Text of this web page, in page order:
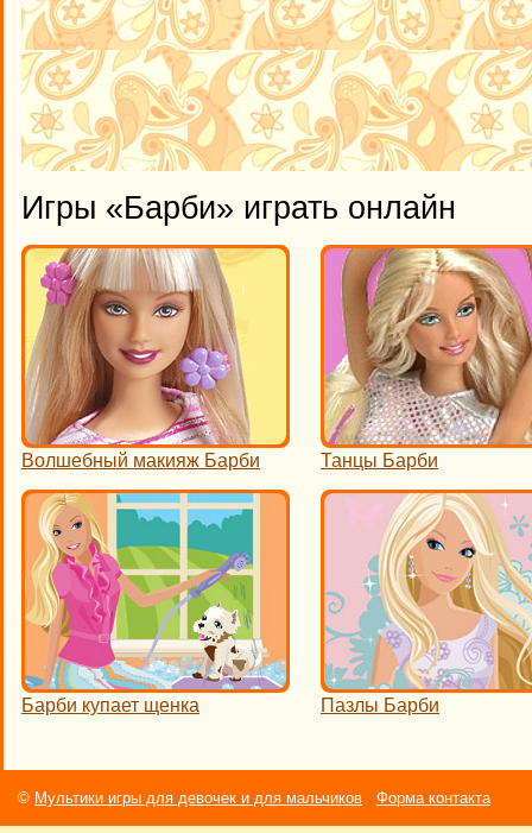
Игры «Барби» играть онлайн
Волшебный макияж Барби Танцы Барби
Барби купает щенка Пазлы Барби
© Мультики игры для девочек и для мальчиков Форма контакта